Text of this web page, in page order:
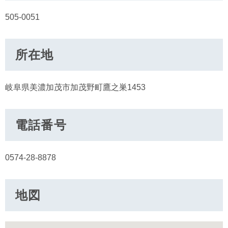
505-0051
所在地
岐阜県美濃加茂市加茂野町鷹之巣1453
電話番号
0574-28-8878
地図